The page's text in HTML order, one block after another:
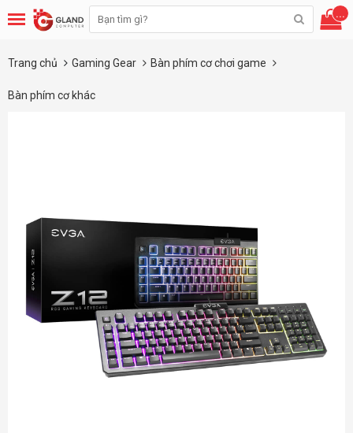
...
Trang chủ Gaming Gear Bàn phím cơ chơi game
Bàn phím cơ khác